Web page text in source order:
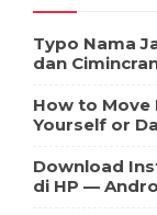
Typo Nama
dan
How to Move
Yourself or
Download
di HP —